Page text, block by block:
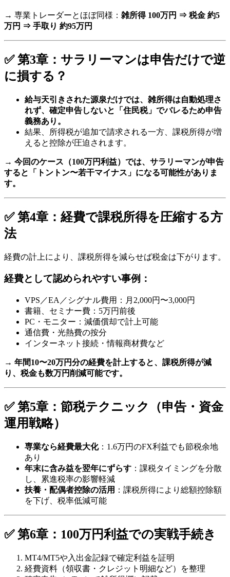
→ 専業トレーダーとほぼ同様： 雑所得 100万円 ⇒ 税金 約5
万円 ⇒ 手取り 約95万円
✅ 第3章：サラリーマンは申告だけで逆
に損する？
給与天引きされた源泉だけでは、雑所得は自動処理さ
れず、確定申告しないと「住民税」でバレるため申告
義務あり。
結果、所得税が追加で請求される一方、課税所得が増
えると控除が圧迫されます。
→ 今回のケース（100万円利益）では、サラリーマンが申告
すると「トントン〜若干マイナス」になる可能性がありま
す。
✅ 第4章：経費で課税所得を圧縮する方
法
経費の計上により、課税所得を減らせば税金は下がります。
経費として認められやすい事例：
VPS／EA／シグナル費用：月2,000円〜3,000円
書籍、セミナー費：5万円前後
PC・モニター：減価償却で計上可能
通信費・光熱費の按分
インターネット接続・情報商材費など
→ 年間10〜20万円分の経費を計上すると、課税所得が減
り、税金も数万円削減可能です。
✅ 第5章：節税テクニック（申告・資金
運用戦略）
専業なら経費最大化：1.6万円のFX利益でも節税余地
あり
年末に含み益を翌年にずらす ：課税タイミングを分散
し、累進税率の影響軽減
扶養・配偶者控除の活用 ：課税所得により総額控除額
を下げ、税率低減可能
✅ 第6章：100万円利益での実戦手続き
MT4/MT5や入出金記録で確定利益を証明
経費資料（領収書・クレジット明細など）を整理